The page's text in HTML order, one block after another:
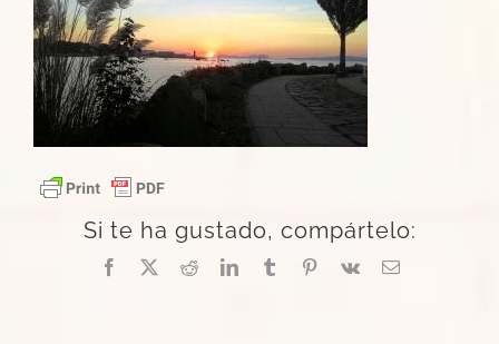
Si te ha gustado, compártelo:
Facebook
X RedditLinkedInTumblrPinterest
Vk
Correo